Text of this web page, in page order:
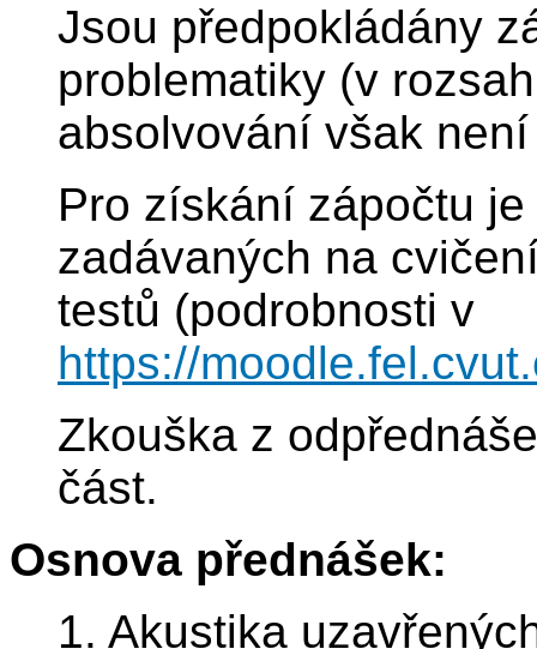
Jsou předpokládány
problematiky (v
absolvování však
Pro získání zápočtu
zadávaných na
testů (podrobnosti v
https://
Zkouška z
část.
Osnova přednášek:
1. Akustika